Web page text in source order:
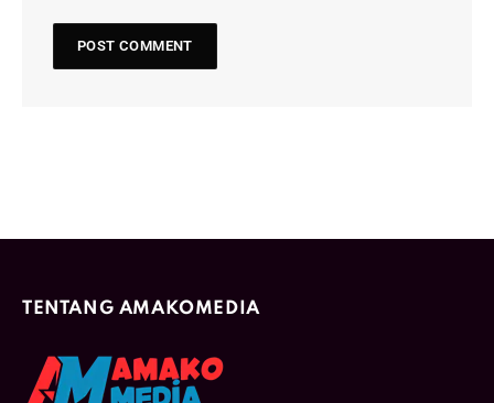
TENTANG AMAKOMEDIA